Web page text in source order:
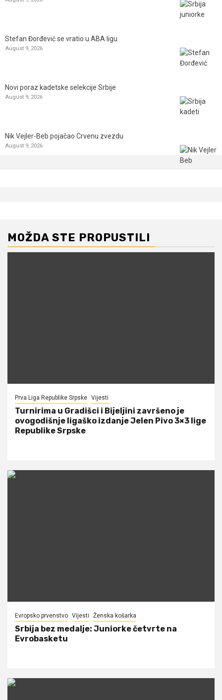
Stefan Đorđević se vratio u ABA ligu
August 9, 2026
Novi poraz kadetske selekcije Srbije
August 9, 2026
Nik Vejler-Beb pojačao Crvenu zvezdu
August 9, 2026
MOŽDA STE PROPUSTILI
Prva Liga Republike Srpske Vijesti
Turnirima u Gradišci i Bijeljini završeno je
ovogodišnje ligaško izdanje Jelen Pivo 3×3 lige
Republike Srpske
Evropsko prvenstvo Vijesti Ženska košarka
Srbija bez medalje: Juniorke četvrte na
Evrobasketu